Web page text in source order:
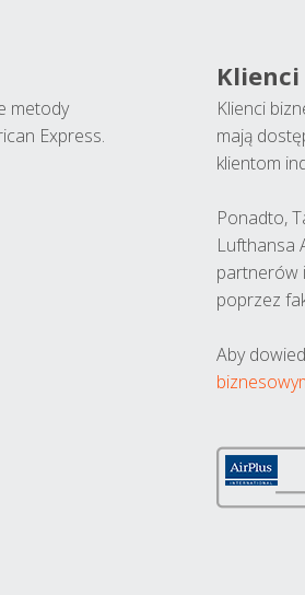
metody
Express.
Klienci
mają
klientom
Ponadto,
Lufthansa
partnerów
poprzez
Aby